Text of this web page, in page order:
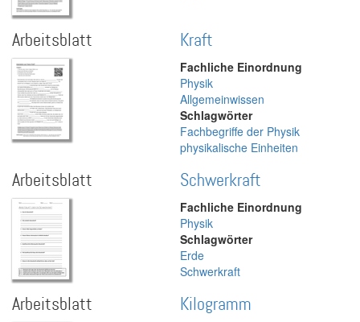
Arbeitsblatt Kraft
Fachliche Einordnung
Physik
Allgemeinwissen
Schlagwörter
Fachbegriffe der Physik
physikalische Einheiten
Arbeitsblatt Schwerkraft
Fachliche Einordnung
Physik
Schlagwörter
Erde
Schwerkraft
Arbeitsblatt Kilogramm